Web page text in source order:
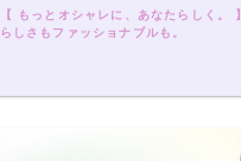
【 もっとオシャレに、あなたらしく。
らしさもファッショナブルも。